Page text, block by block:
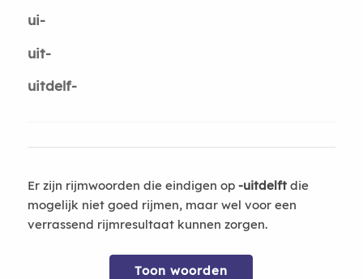
ui-
uit-
uitdelf-
Er zijn rijmwoorden die eindigen op -uitdelftdie
mogelijk niet goed rijmen, maar wel voor een
verrassend rijmresultaat kunnen zorgen.
Toon woorden